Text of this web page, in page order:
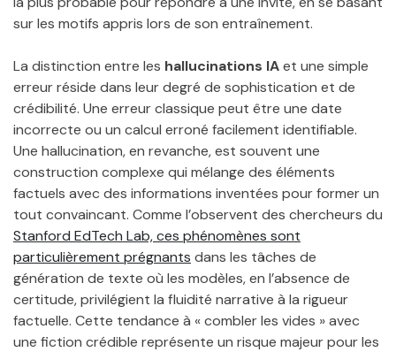
sur les motifs appris lors de son entraînement.
La distinction entre les hallucinations IAet une simple
erreur réside dans leur degré de sophistication et de
crédibilité. Une erreur classique peut être une date
incorrecte ou un calcul erroné facilement identifiable.
Une hallucination, en revanche, est souvent une
construction complexe qui mélange des éléments
factuels avec des informations inventées pour former un
tout convaincant. Comme l’observent des chercheurs du
Stanford EdTech Lab, ces phénomènes sont
particulièrement prégnants dans les tâches de
génération de texte où les modèles, en l’absence de
certitude, privilégient la fluidité narrative à la rigueur
factuelle. Cette tendance à « combler les vides » avec
une fiction crédible représente un risque majeur pour les